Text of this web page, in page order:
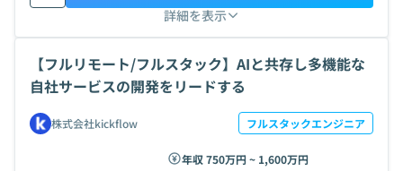
詳細を表示
【フルリモート/フルスタック】AIと共存し多機能な
自社サービスの開発をリードする
株式会社kickflow フルスタックエンジニア
年収 750万円 ~ 1,600万円